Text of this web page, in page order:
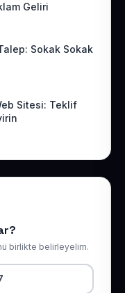
Geliri
Sokak Sokak
Sitesi: Teklif
birlikte belirleyelim.